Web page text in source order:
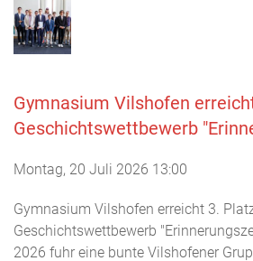
Gymnasium Vilshofen
Geschichtswettbewerb
Montag, 20 Juli 2026 13:00
Gymnasium Vilshofen erreicht 3.
Geschichtswettbewerb
2026 fuhr eine bunte Vilshofener